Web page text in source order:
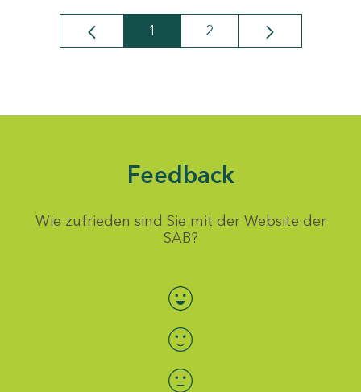
Seite
1 Seite
2
Feedback
Wie zufrieden sind Sie mit der Website der
SAB?
Bewertung auswählen